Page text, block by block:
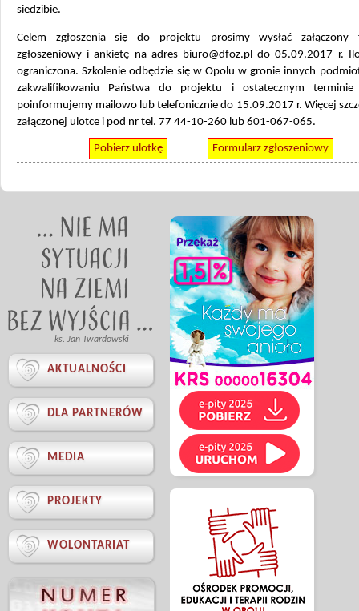
siedzibie.
Celem zgłoszenia się do projektu prosimy wysłać załączony
zgłoszeniowy i ankietę na adres biuro@dfoz.pl do 05.09.2017 r.
ograniczona. Szkolenie odbędzie się w Opolu w gronie innych
zakwalifikowaniu Państwa do projektu i ostatecznym terminie
poinformujemy mailowo lub telefonicznie do 15.09.2017 r. Więcej
załączonej ulotce i pod nr tel. 77 44-10-260 lub 601-067-065.
Pobierz ulotkę Formularz zgłoszeniowy
ks. Jan Twardowski
 AKTUALNOŚCI
 DLA PARTNERÓW
 MEDIA
 PROJEKTY
 WOLONTARIAT